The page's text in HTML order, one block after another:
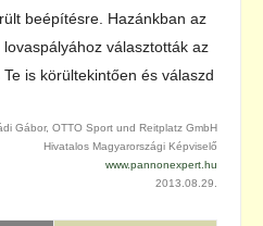
beépítésre. Hazánkban az
választották az
is körültekintően és válaszd
Gábor, OTTO Sport und Reitplatz GmbH
Hivatalos Magyarországi Képviselő
www.pannonexpert.hu
2013.08.29.